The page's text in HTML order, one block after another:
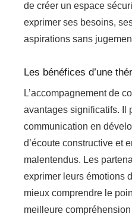
de créer un espace
exprimer ses besoins,
aspirations sans
Les bénéfices d’une
L’accompagnement de
avantages significatifs. Il
communication en
d’écoute constructive et
malentendus. Les
exprimer leurs émotions
mieux comprendre le
meilleure